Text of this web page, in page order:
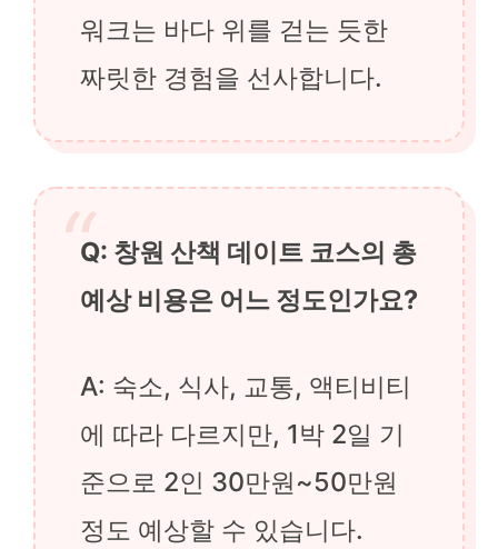
워크는 바다 위를 걷는 듯한
짜릿한 경험을 선사합니다.
Q: 창원 산책 데이트 코스의 총
예상 비용은 어느 정도인가요?
A: 숙소, 식사, 교통, 액티비티
에 따라 다르지만, 1박 2일 기
준으로 2인 30만원~50만원
정도 예상할 수 있습니다.